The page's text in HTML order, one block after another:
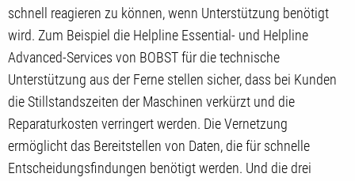
schnell reagieren zu können, wenn Unterstützung benötigt
wird. Zum Beispiel die Helpline Essential- und Helpline
Advanced-Services von BOBST für die technische
Unterstützung aus der Ferne stellen sicher, dass bei Kunden
die Stillstandszeiten der Maschinen verkürzt und die
Reparaturkosten verringert werden. Die Vernetzung
ermöglicht das Bereitstellen von Daten, die für schnelle
Entscheidungsfindungen benötigt werden. Und die drei